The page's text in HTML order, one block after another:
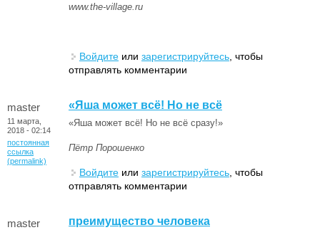
www.the-village.ru
Войдите или зарегистрируйтесь , чтобы
отправлять комментарии
master
11 марта,
2018 - 02:14
постоянная
ссылка
(permalink)
«Яша может всё! Но не всё
«Яша может всё! Но не всё сразу!»
Пётр Порошенко
Войдите или зарегистрируйтесь , чтобы
отправлять комментарии
master преимущество человека